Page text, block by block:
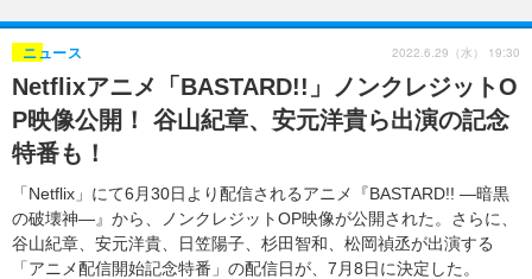
ゲーム グッズ
イベント 海外
海外イベント ビジネス
俳優・タレント アーティスト
ビジネス
アニメ 実写
書評 イベント
ゲーム 座談会
動画
アニメ！アニメ！TV ABEMA Cafe
連載・コラム
Netflixアニメ「BASTARD!!」ノンクレジットO
P映像公開！ 谷山紀章、安元洋貴ら出演の記念
特番も！
「Netflix」にて6月30日より配信されるアニメ『BASTARD!! ―暗黒
の破壊神―』から、ノンクレジットOP映像が公開された。さらに、
谷山紀章、安元洋貴、日笠陽子、杉田智和、松岡禎丞が出演する
「アニメ配信開始記念特番」の配信日が、7月8日に決定した。
ニュース 2022.6.29（水） 19:30